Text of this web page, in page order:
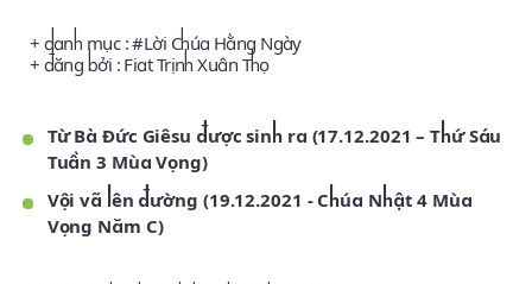
+ danh mục : #Lời Chúa Hằng Ngày
+ đăng bởi : Fiat Trịnh Xuân Thọ
Từ Bà Đức Giêsu được sinh ra (17.12.2021 – Thứ Sáu
Tuần 3 Mùa Vọng)
Vội vã lên đường (19.12.2021 - Chúa Nhật 4 Mùa
Vọng Năm C)